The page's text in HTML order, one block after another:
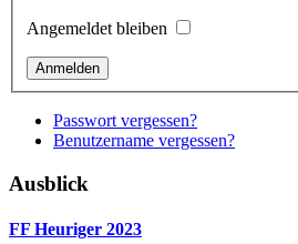
Angemeldet bleiben
Passwort vergessen?
Benutzername vergessen?
Ausblick
FF Heuriger 2023